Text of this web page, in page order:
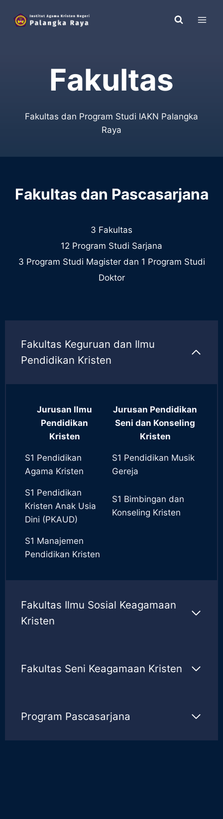
Fakultas
Fakultas dan Program Studi IAKN Palangka
Raya
Fakultas dan Pascasarjana
3 Fakultas
12 Program Studi Sarjana
3 Program Studi Magister dan 1 Program Studi
Doktor
Fakultas Keguruan dan Ilmu
Pendidikan Kristen
Jurusan Ilmu
Pendidikan
Kristen
Jurusan Pendidikan
Seni dan Konseling
Kristen
S1 Pendidikan
Agama Kristen
S1 Pendidikan Musik
Gereja
S1 Pendidikan
Kristen Anak Usia
Dini (PKAUD)
S1 Bimbingan dan
Konseling Kristen
S1 Manajemen
Pendidikan Kristen
Fakultas Ilmu Sosial Keagamaan
Kristen
Fakultas Seni Keagamaan Kristen
Program Pascasarjana